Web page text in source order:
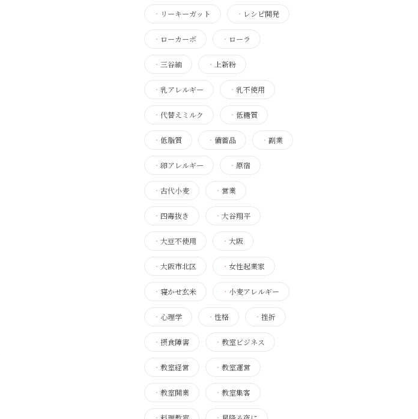
・ リーキーガット ・ レシピ開発
・ ローカーボ ・ ローラ
・ 三谷紬 ・ 上新粉
・ 乳アレルギー ・ 乳不使用
・ 代替えミルク ・ 低糖質
・ 低脂質 ・ 備蓄品 ・ 副業
・ 卵アレルギー ・ 原宿
・ 古代小麦 ・ 営業
・ 四毒抜き ・ 大谷翔平
・ 大豆不使用 ・ 大阪
・ 大阪市北区 ・ 女性起業家
・ 寝かせ玄米 ・ 小麦アレルギー
・ 心理学 ・ 性格 ・ 挫折
・ 摂食障害 ・ 教室ビジネス
・ 教室経営 ・ 教室運営
・ 教室開業 ・ 教室集客